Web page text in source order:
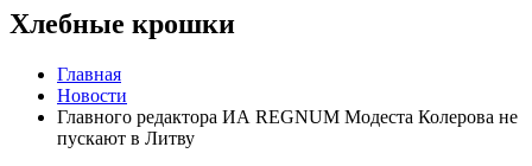
Хлебные крошки
Главная
Новости
Главного редактора ИА REGNUM Модеста Колерова не
пускают в Литву